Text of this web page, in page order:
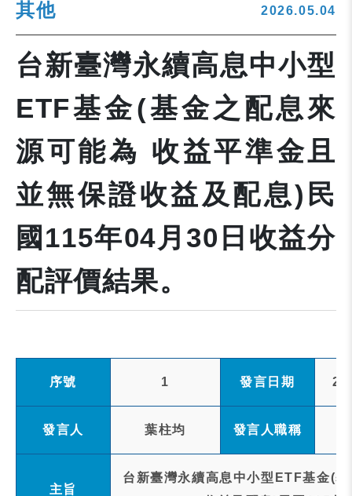
其他 2026.05.04
台新臺灣永續高息中小型
ETF基金(基金之配息來
源可能為 收益平準金且
並無保證收益及配息)民
國115年04月30日收益分
配評價結果。
序號 1 發言日期
發言人 葉柱均 發言人職稱
主旨
台新臺灣永續高息中小型ETF基金(